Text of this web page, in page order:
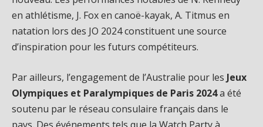
en athlétisme, J. Fox en canoë-kayak, A. Titmus en
natation lors des JO 2024 constituent une source
d’inspiration pour les futurs compétiteurs.
Par ailleurs, l’engagement de l’Australie pour les Jeux
Olympiques et Paralympiques de Paris 2024a été
soutenu par le réseau consulaire français dans le